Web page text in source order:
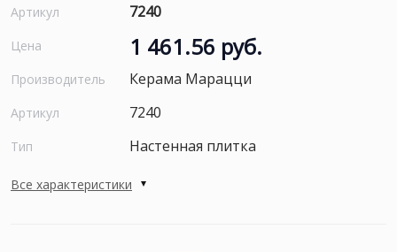
Артикул 7240
Цена 1 461.56 руб.
Производитель Керама Марацци
Артикул 7240
Тип Настенная плитка
Все характеристики